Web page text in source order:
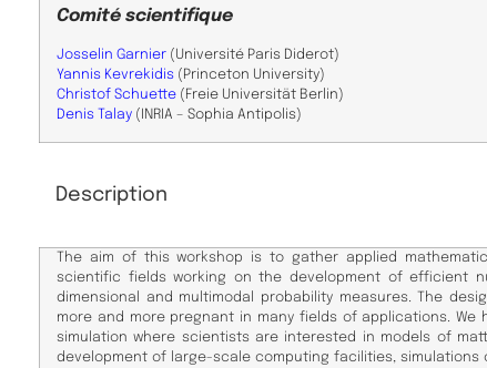
Comité scientifique
​Josselin Garnier (Université Paris Diderot)
Yannis Kevrekidis (Princeton University)
Christof Schuette (Freie Universität Berlin)
Denis Talay (INRIA – Sophia Antipolis)
Description
The aim of this workshop is to gather applied
scientific fields working on the development of efficient
dimensional and multimodal probability measures. The
more and more pregnant in many fields of applications. We
simulation where scientists are interested in models of
development of large-scale computing facilities,